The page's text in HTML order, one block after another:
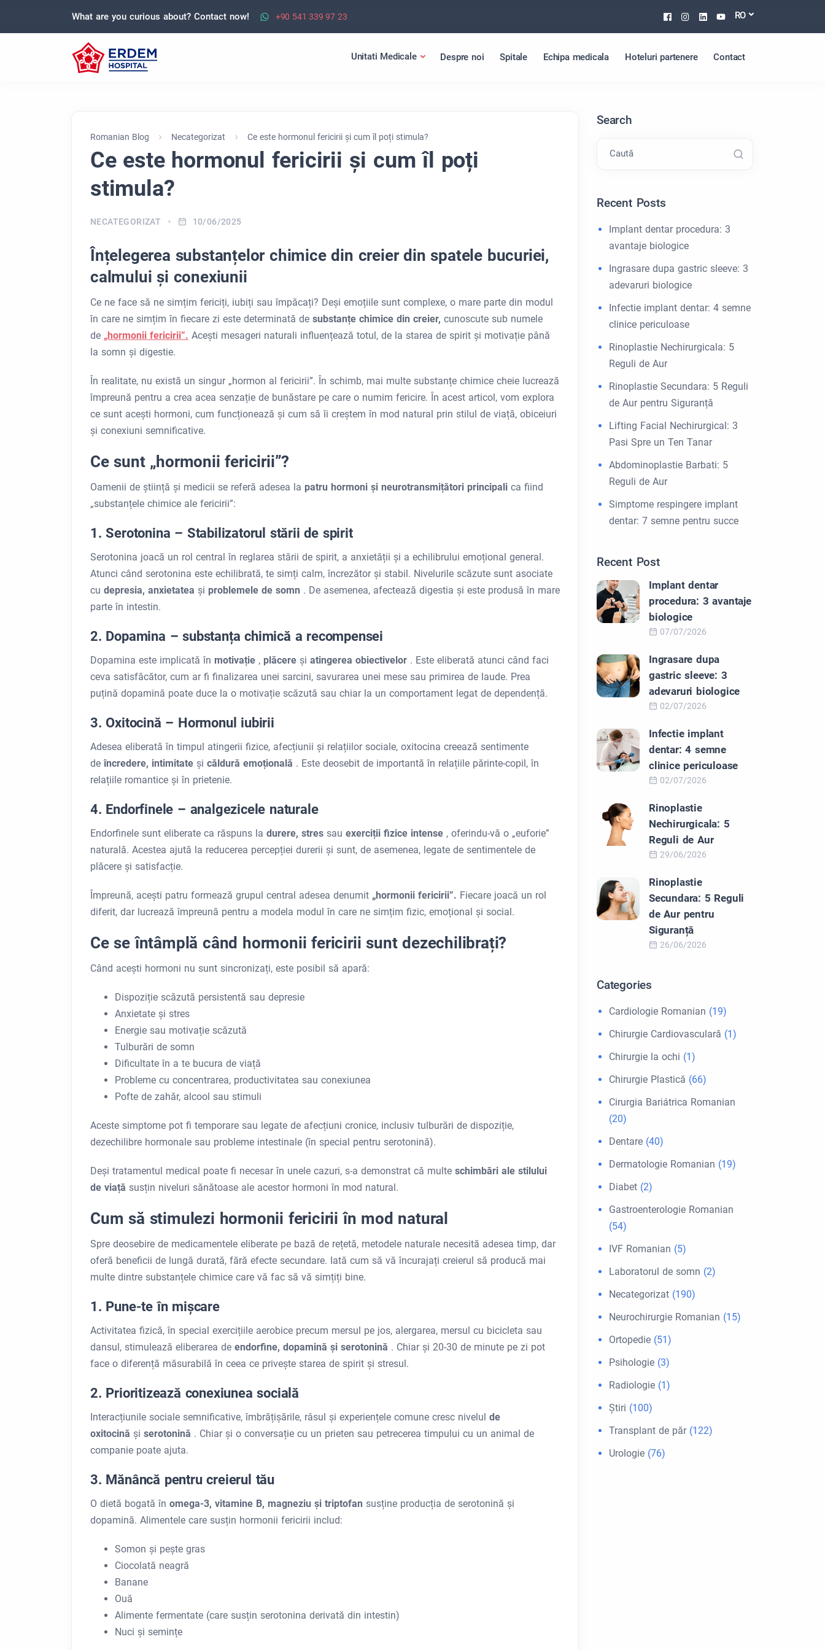
What are you curious about? Contact now! +90 541 339 97 23 Facebook
Instagram
Linkedin
Youtube
RO
Unitati Medicale Despre noi Spitale Echipa medicala Hoteluri partenere Contact
Romanian Blog Necategorizat Ce este hormonul fericirii și cum îl poți stimula?
Ce este hormonul fericirii și cum îl poți
stimula?
NECATEGORIZAT 10/06/2025
Înțelegerea substanțelor chimice din creier din spatele bucuriei,
calmului și conexiunii
Ce ne face să ne simțim fericiți, iubiți sau împăcați? Deși emoțiile sunt complexe, o mare parte din modul
în care ne simțim în fiecare zi este determinată de substanțe chimice din creier, cunoscute sub numele
de „hormonii fericirii”. Acești mesageri naturali influențează totul, de la starea de spirit și motivație până
la somn și digestie.
În realitate, nu există un singur „hormon al fericirii”. În schimb, mai multe substanțe chimice cheie lucrează
împreună pentru a crea acea senzație de bunăstare pe care o numim fericire. În acest articol, vom explora
ce sunt acești hormoni, cum funcționează și cum să îi creștem în mod natural prin stilul de viață, obiceiuri
și conexiuni semnificative.
Ce sunt „hormonii fericirii”?
Oamenii de știință și medicii se referă adesea la patru hormoni și neurotransmițători principali ca fiind
„substanțele chimice ale fericirii”:
1. Serotonina – Stabilizatorul stării de spirit
Serotonina joacă un rol central în reglarea stării de spirit, a anxietății și a echilibrului emoțional general.
Atunci când serotonina este echilibrată, te simți calm, încrezător și stabil. Nivelurile scăzute sunt asociate
cu depresia, anxietatea și problemele de somn . De asemenea, afectează digestia și este produsă în mare
parte în intestin.
2. Dopamina – substanța chimică a recompensei
Dopamina este implicată în motivație , plăcere și atingerea obiectivelor . Este eliberată atunci când faci
ceva satisfăcător, cum ar fi finalizarea unei sarcini, savurarea unei mese sau primirea de laude. Prea
puțină dopamină poate duce la o motivație scăzută sau chiar la un comportament legat de dependență.
3. Oxitocină – Hormonul iubirii
Adesea eliberată în timpul atingerii fizice, afecțiunii și relațiilor sociale, oxitocina creează sentimente
deîncredere, intimitate și căldură emoțională . Este deosebit de importantă în relațiile părinte-copil, în
relațiile romantice și în prietenie.
4. Endorfinele – analgezicele naturale
Endorfinele sunt eliberate ca răspuns la durere, stres sau exerciții fizice intense , oferindu-vă o „euforie”
naturală. Acestea ajută la reducerea percepției durerii și sunt, de asemenea, legate de sentimentele de
plăcere și satisfacție.
Împreună, acești patru formează grupul central adesea denumit „hormonii fericirii”. Fiecare joacă un rol
diferit, dar lucrează împreună pentru a modela modul în care ne simțim fizic, emoțional și social.
Ce se întâmplă când hormonii fericirii sunt dezechilibrați?
Când acești hormoni nu sunt sincronizați, este posibil să apară:
Dispoziție scăzută persistentă sau depresie
Anxietate și stres
Energie sau motivație scăzută
Tulburări de somn
Dificultate în a te bucura de viață
Probleme cu concentrarea, productivitatea sau conexiunea
Pofte de zahăr, alcool sau stimuli
Aceste simptome pot fi temporare sau legate de afecțiuni cronice, inclusiv tulburări de dispoziție,
dezechilibre hormonale sau probleme intestinale (în special pentru serotonină).
Deși tratamentul medical poate fi necesar în unele cazuri, s-a demonstrat că multe schimbări ale stilului
de viață susțin niveluri sănătoase ale acestor hormoni în mod natural.
Cum să stimulezi hormonii fericirii în mod natural
Spre deosebire de medicamentele eliberate pe bază de rețetă, metodele naturale necesită adesea timp, dar
oferă beneficii de lungă durată, fără efecte secundare. Iată cum să vă încurajați creierul să producă mai
multe dintre substanțele chimice care vă fac să vă simțiți bine.
1. Pune-te în mișcare
Activitatea fizică, în special exercițiile aerobice precum mersul pe jos, alergarea, mersul cu bicicleta sau
dansul, stimulează eliberarea de endorfine, dopamină și serotonină . Chiar și 20-30 de minute pe zi pot
face o diferență măsurabilă în ceea ce privește starea de spirit și stresul.
2. Prioritizează conexiunea socială
Interacțiunile sociale semnificative, îmbrățișările, râsul și experiențele comune cresc nivelul de
oxitocină și serotonină . Chiar și o conversație cu un prieten sau petrecerea timpului cu un animal de
companie poate ajuta.
3. Mănâncă pentru creierul tău
O dietă bogată în omega-3, vitamine B, magneziu și triptofan susține producția de serotonină și
dopamină. Alimentele care susțin hormonii fericirii includ:
Somon și pește gras
Ciocolată neagră
Banane
Ouă
Alimente fermentate (care susțin serotonina derivată din intestin)
Nuci și semințe
Search
Caută
Recent Posts
Implant dentar procedura: 3
avantaje biologice
Ingrasare dupa gastric sleeve: 3
adevaruri biologice
Infectie implant dentar: 4 semne
clinice periculoase
Rinoplastie Nechirurgicala: 5
Reguli de Aur
Rinoplastie Secundara: 5 Reguli
de Aur pentru Siguranță
Lifting Facial Nechirurgical: 3
Pasi Spre un Ten Tanar
Abdominoplastie Barbati: 5
Reguli de Aur
Simptome respingere implant
dentar: 7 semne pentru succe
Recent Post
Implant dentar
procedura: 3 avantaje
biologice
07/07/2026
Ingrasare dupa
gastric sleeve: 3
adevaruri biologice
02/07/2026
Infectie implant
dentar: 4 semne
clinice periculoase
02/07/2026
Rinoplastie
Nechirurgicala: 5
Reguli de Aur
29/06/2026
Rinoplastie
Secundara: 5 Reguli
de Aur pentru
Siguranță
26/06/2026
Categories
Cardiologie Romanian (19)
Chirurgie Cardiovasculară (1)
Chirurgie la ochi (1)
Chirurgie Plastică (66)
Cirurgia Bariátrica Romanian
(20)
Dentare (40)
Dermatologie Romanian (19)
Diabet (2)
Gastroenterologie Romanian
(54)
IVF Romanian (5)
Laboratorul de somn (2)
Necategorizat (190)
Neurochirurgie Romanian (15)
Ortopedie (51)
Psihologie (3)
Radiologie (1)
Ştiri (100)
Transplant de păr(122)
Urologie (76)